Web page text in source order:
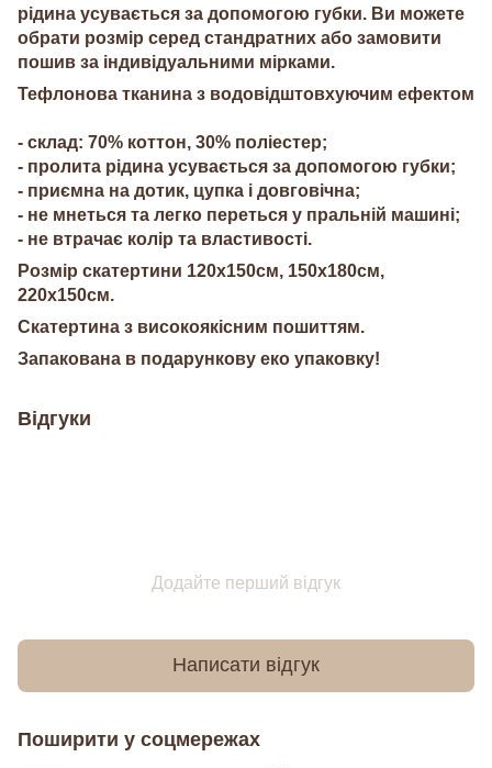
рідина усувається за допомогою губки. Ви можете
обрати розмір серед стандратних або замовити
пошив за індивідуальними мірками.
Тефлонова тканина з водовідштовхуючим ефектом
- склад: 70% коттон, 30% поліестер;
- пролита рідина усувається за допомогою губки;
- приємна на дотик, цупка і довговічна;
- не мнеться та легко переться у пральній машині;
- не втрачає колір та властивості.
Розмір скатертини 120х150см, 150х180см,
220х150см.
Скатертина з високоякісним пошиттям.
Запакована в подарункову еко упаковку!
Відгуки
Додайте перший відгук
Написати відгук
Поширити у соцмережах